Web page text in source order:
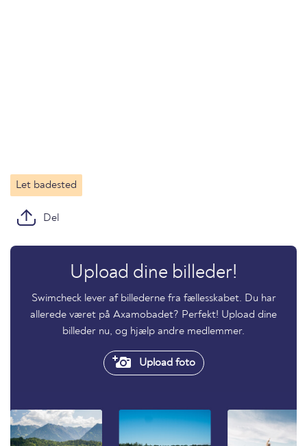
Let badested
Del
Upload dine billeder!
Swimcheck lever af billederne fra fællesskabet. Du har
allerede været på Axamobadet? Perfekt! Upload dine
billeder nu, og hjælp andre medlemmer.
Upload foto